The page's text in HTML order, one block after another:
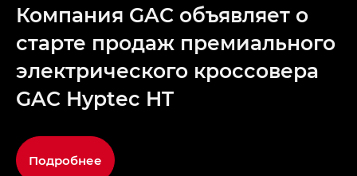
Компания GAC объявляет о
старте продаж премиального
электрического кроссовера
GAC Hyptec HT
Подробнее